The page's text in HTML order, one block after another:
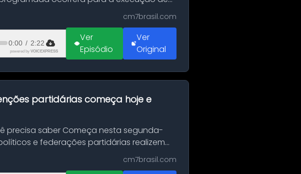
cm7brasil.com
0:00 / 2:22
powered by VOICEXPRESS
Ver
Episódio
Ver
Original
partidárias começa hoje e
precisa saber Começa nesta segunda-
e federações partidárias realizem
cm7brasil.com